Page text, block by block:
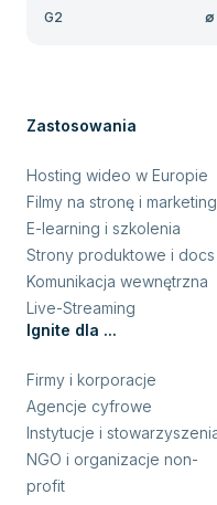
G2
∅
Zastosowania
Hosting wideo w Europie
Filmy na stronę i marketing
E-learning i szkolenia
Strony produktowe i docs
Komunikacja wewnętrzna
Live-Streaming
Ignite dla ...
Firmy i korporacje
Agencje cyfrowe
Instytucje i
NGO i organizacje non-
profit